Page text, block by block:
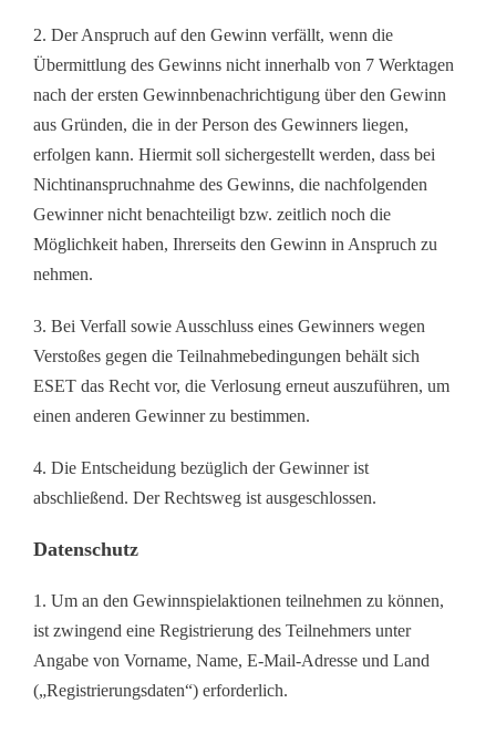
2. Der Anspruch auf den Gewinn verfällt, wenn die
Übermittlung des Gewinns nicht innerhalb von 7 Werktagen
nach der ersten Gewinnbenachrichtigung über den Gewinn
aus Gründen, die in der Person des Gewinners liegen,
erfolgen kann. Hiermit soll sichergestellt werden, dass bei
Nichtinanspruchnahme des Gewinns, die nachfolgenden
Gewinner nicht benachteiligt bzw. zeitlich noch die
Möglichkeit haben, Ihrerseits den Gewinn in Anspruch zu
nehmen.
3. Bei Verfall sowie Ausschluss eines Gewinners wegen
Verstoßes gegen die Teilnahmebedingungen behält sich
ESET das Recht vor, die Verlosung erneut auszuführen, um
einen anderen Gewinner zu bestimmen.
4. Die Entscheidung bezüglich der Gewinner ist
abschließend. Der Rechtsweg ist ausgeschlossen.
Datenschutz
1. Um an den Gewinnspielaktionen teilnehmen zu können,
ist zwingend eine Registrierung des Teilnehmers unter
Angabe von Vorname, Name, E-Mail-Adresse und Land
(„Registrierungsdaten“) erforderlich.